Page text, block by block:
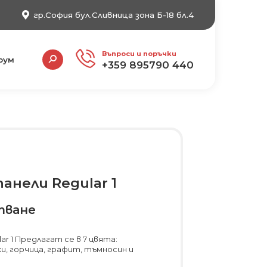
гр.София бул.Сливница зона Б-18 бл.4
Search: Въпроси и поръчки
+359 895790 440
Regular 1
1 Предлагат се в 7 цвята:
горчица, графит, тъмносин и